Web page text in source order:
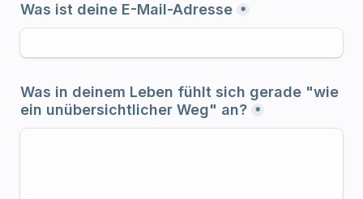
Was ist deine E-Mail-Adresse *
Was in deinem Leben fühlt sich gerade "wie
ein unübersichtlicher Weg" an? *